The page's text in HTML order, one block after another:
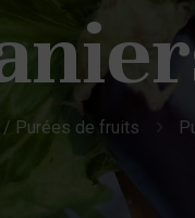
/ Purées de fruits